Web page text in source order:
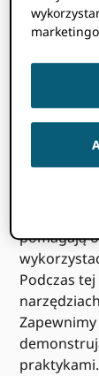
Druga
seria
ORCID
pomagają
Podczas
praktykami.